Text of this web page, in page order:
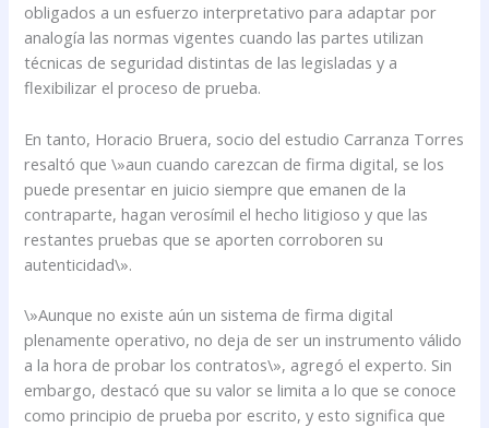
obligados a un esfuerzo interpretativo para adaptar por
analogía las normas vigentes cuando las partes utilizan
técnicas de seguridad distintas de las legisladas y a
flexibilizar el proceso de prueba.
En tanto, Horacio Bruera, socio del estudio Carranza Torres
resaltó que \»aun cuando carezcan de firma digital, se los
puede presentar en juicio siempre que emanen de la
contraparte, hagan verosímil el hecho litigioso y que las
restantes pruebas que se aporten corroboren su
autenticidad\».
\»Aunque no existe aún un sistema de firma digital
plenamente operativo, no deja de ser un instrumento válido
a la hora de probar los contratos\», agregó el experto. Sin
embargo, destacó que su valor se limita a lo que se conoce
como principio de prueba por escrito, y esto significa que